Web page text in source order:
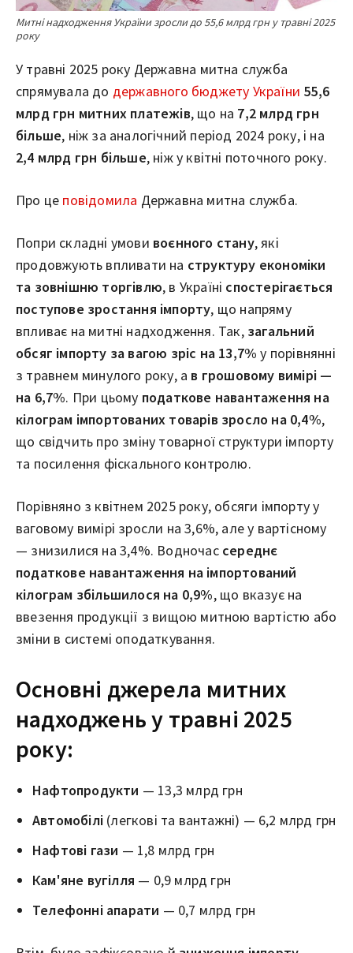
Митні надходження України зросли до 55,6 млрд грн у травні 2025
року
У травні 2025 року Державна митна служба
спрямувала до державного бюджету України 55,6
млрд грн митних платежів, що на 7,2 млрд грн
більше, ніж за аналогічний період 2024 року, і на
2,4 млрд грн більше, ніж у квітні поточного року.
Про це повідомила Державна митна служба.
Попри складні умови воєнного стану, які
продовжують впливати на структуру економіки
та зовнішню торгівлю, в Україні спостерігається
поступове зростання імпорту, що напряму
впливає на митні надходження. Так, загальний
обсяг імпорту за вагою зріс на 13,7% у порівнянні
з травнем минулого року, а в грошовому вимірі —
на 6,7%. При цьому податкове навантаження на
кілограм імпортованих товарів зросло на 0,4%,
що свідчить про зміну товарної структури імпорту
та посилення фіскального контролю.
Порівняно з квітнем 2025 року, обсяги імпорту у
ваговому вимірі зросли на 3,6%, але у вартісному
— знизилися на 3,4%. Водночас середнє
податкове навантаження на імпортований
кілограм збільшилося на 0,9%, що вказує на
ввезення продукції з вищою митною вартістю або
зміни в системі оподаткування.
Основні джерела митних
надходжень у травні 2025
року:
Нафтопродукти — 13,3 млрд грн
Автомобілі (легкові та вантажні) — 6,2 млрд грн
Нафтові гази — 1,8 млрд грн
Кам'яне вугілля — 0,9 млрд грн
Телефонні апарати — 0,7 млрд грн